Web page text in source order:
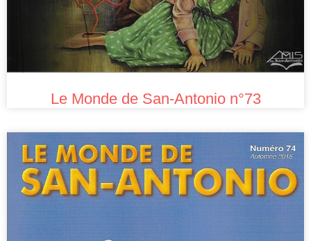
Le Monde de San-Antonio n°73